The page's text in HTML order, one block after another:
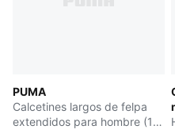
PUMA
Calcetines largos de felpa
extendidos para hombre (1